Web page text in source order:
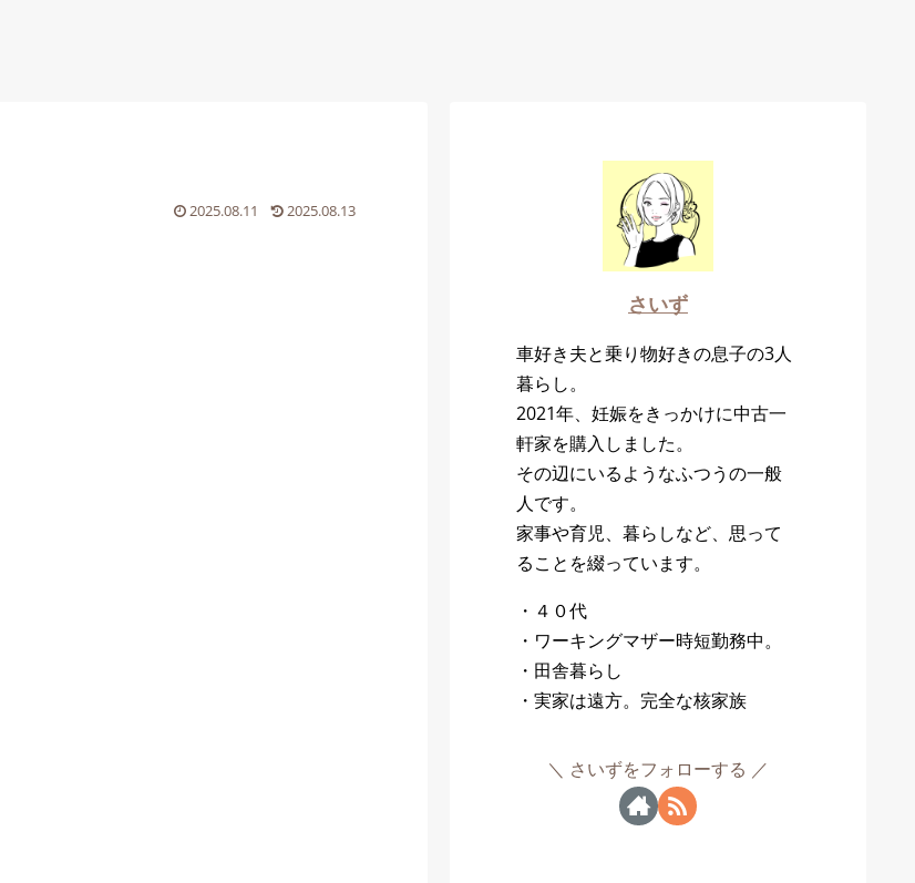
2025.08.11 2025.08.13
さいず
車好き夫と乗り物好きの息子の3人
暮らし。
2021年、妊娠をきっかけに中古一
軒家を購入しました。
その辺にいるようなふつうの一般
人です。
家事や育児、暮らしなど、思って
ることを綴っています。
・４０代
・ワーキングマザー時短勤務中。
・田舎暮らし
・実家は遠方。完全な核家族
さいずをフォローする